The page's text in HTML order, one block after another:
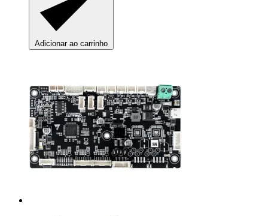
Adicionar ao carrinho